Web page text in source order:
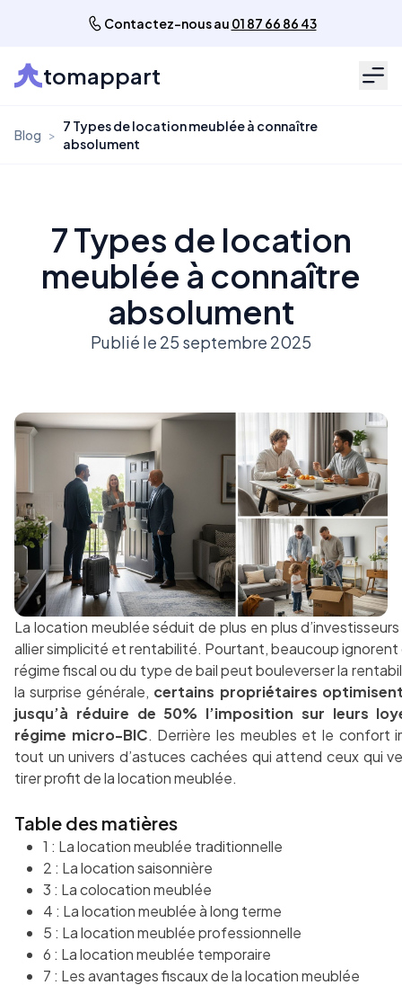
Contactez-nous au 01 87 66 86 43
tomappart
Blog >
7 Types de location meublée à connaître
absolument
7 Types de location
meublée à connaître
absolument
Publié le 25 septembre 2025
La location meublée séduit de plus en plus
allier simplicité et rentabilité. Pourtant, beaucoup ignorent
régime fiscal ou du type de bail peut bouleverser la
la surprise générale, certains propriétaires
jusqu’à réduire de 50% l’imposition sur leurs
régime micro-BIC. Derrière les meubles et le confort
tout un univers d’astuces cachées qui attend ceux qui
tirer profit de la location meublée.
Table des matières
1 : La location meublée traditionnelle
2 : La location saisonnière
3 : La colocation meublée
4 : La location meublée à long terme
5 : La location meublée professionnelle
6 : La location meublée temporaire
7 : Les avantages fiscaux de la location meublée